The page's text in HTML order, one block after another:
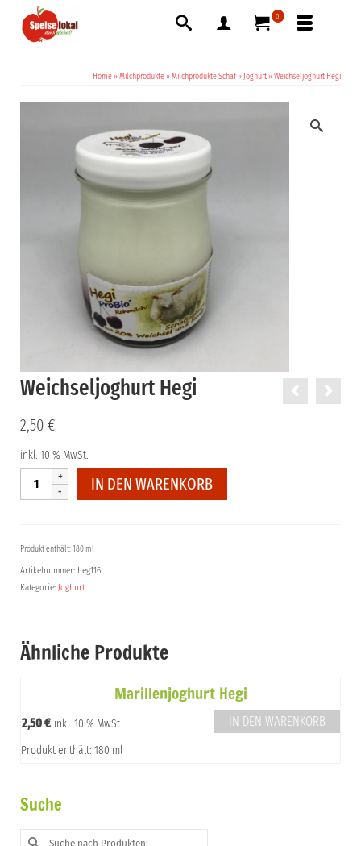
0
Home »Milchprodukte »Milchprodukte Schaf » Joghurt »Weichseljoghurt Hegi
Weichseljoghurt Hegi
2,50 €
inkl. 10 % MwSt.
Weichseljoghurt
Hegi
IN DEN WARENKORB
Produkt enthält: 180 ml
Artikelnummer: heg116
Kategorie: Joghurt
Ähnliche Produkte
Marillenjoghurt Hegi
2,50€ inkl. 10 % MwSt.
Produkt enthält: 180 ml
IN DEN WARENKORB
Suche
Suche